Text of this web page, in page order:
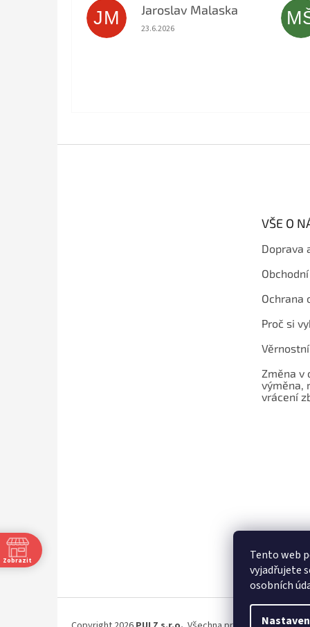
Tento web
vyjadřujete
osobních
JM Jaroslav Malaska
Hodnocení obchodu je 5 z 5 hvězdiček.
23.6.2026
VŠE O
Doprava
Ochrana
Proč si
Změna v
výměna,
vrácení
Zobrazit